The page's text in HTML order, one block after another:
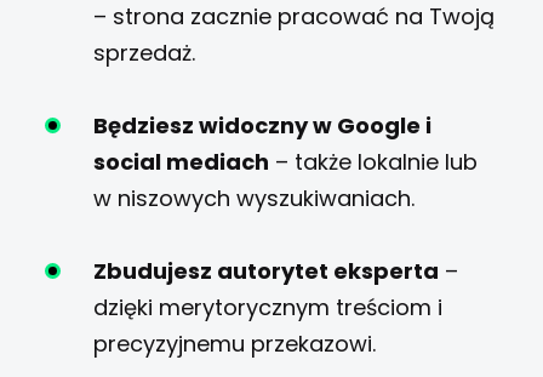
– strona zacznie pracować na Twoją
sprzedaż.
Będziesz widoczny w Google i
social mediach – także lokalnie lub
w niszowych wyszukiwaniach.
Zbudujesz autorytet eksperta –
dzięki merytorycznym treściom i
precyzyjnemu przekazowi.